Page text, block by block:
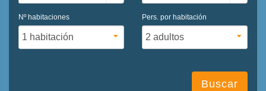
Nº habitaciones Pers. por habitación
Buscar